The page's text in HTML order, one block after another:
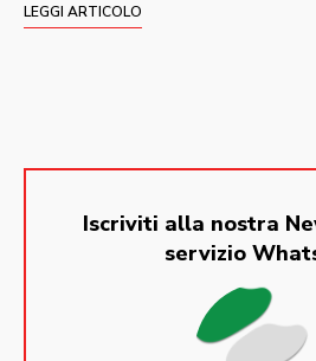
LEGGI ARTICOLO
Iscriviti alla nostra
servizio